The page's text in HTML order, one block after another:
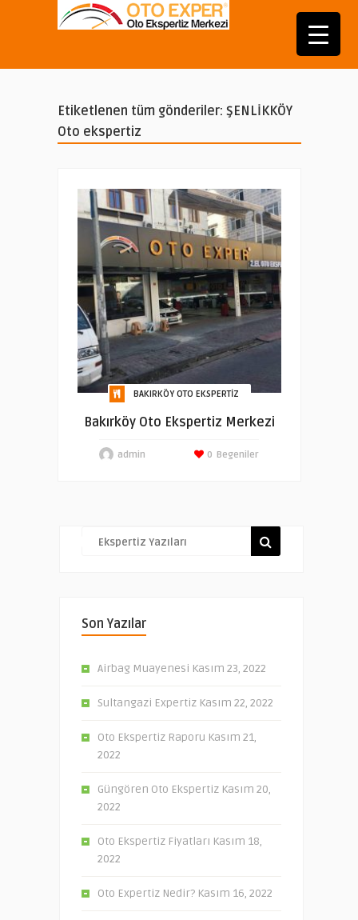
Etiketlenen tüm gönderiler: ŞENLİKKÖY
Oto ekspertiz
BAKIRKÖY OTO EKSPERTIZ
Bakırköy Oto Ekspertiz Merkezi
admin Begeniler
0
Son Yazılar
Airbag Muayenesi Kasım 23, 2022
Sultangazi Expertiz Kasım 22, 2022
Oto Ekspertiz Raporu Kasım 21,
2022
Güngören Oto Ekspertiz Kasım 20,
2022
Oto Ekspertiz Fiyatları Kasım 18,
2022
Oto Expertiz Nedir? Kasım 16, 2022